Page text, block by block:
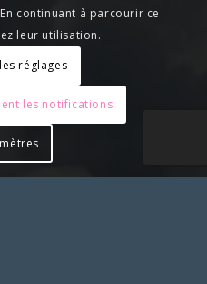
continuant à parcourir ce
leur utilisation.
réglages
les notifications